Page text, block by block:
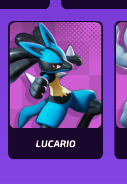
Ver
características
de
Azumarill
LUCARIO
Ver